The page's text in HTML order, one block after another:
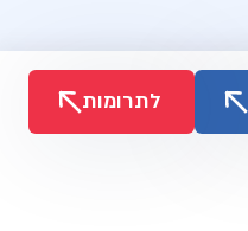
לתרומות